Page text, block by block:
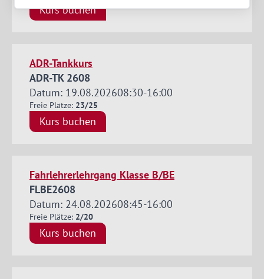
Kurs buchen
ADR-Tankkurs
ADR-TK 2608
Datum: 19.08.202608:30-16:00
Freie Plätze: 23/25
Kurs buchen
Fahrlehrerlehrgang Klasse B/BE
FLBE2608
Datum: 24.08.202608:45-16:00
Freie Plätze: 2/20
Kurs buchen